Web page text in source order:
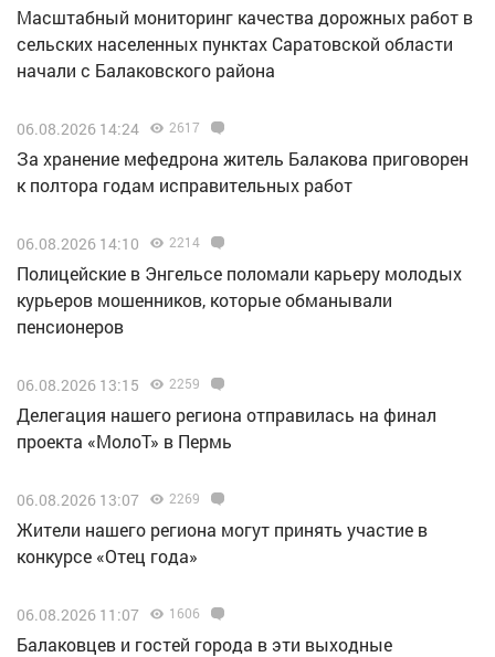
Масштабный мониторинг качества дорожных работ в
сельских населенных пунктах Саратовской области
начали с Балаковского района
06.08.2026 14:24 2617
За хранение мефедрона житель Балакова приговорен
к полтора годам исправительных работ
06.08.2026 14:10 2214
Полицейские в Энгельсе поломали карьеру молодых
курьеров мошенников, которые обманывали
пенсионеров
06.08.2026 13:15 2259
Делегация нашего региона отправилась на финал
проекта «МолоТ» в Пермь
06.08.2026 13:07 2269
Жители нашего региона могут принять участие в
конкурсе «Отец года»
06.08.2026 11:07 1606
Балаковцев и гостей города в эти выходные